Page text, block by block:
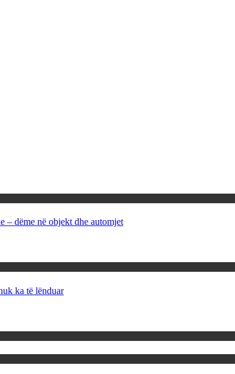
– dëme në objekt dhe automjet
ka të lënduar